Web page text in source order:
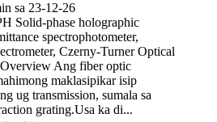
sa 23-12-26
Solid-phase holographic
spectrophotometer,
Czerny-Turner Optical
Ang fiber optic
maklasipikar isip
ug transmission, sumala sa
grating.Usa ka di...